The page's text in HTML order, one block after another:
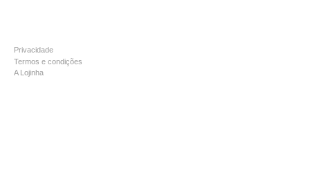
Privacidade
Termos e condições
A Lojinha